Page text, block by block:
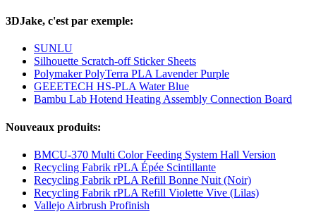
3DJake, c'est par exemple:
SUNLU
Silhouette Scratch-off Sticker Sheets
Polymaker PolyTerra PLA Lavender Purple
GEEETECH HS-PLA Water Blue
Bambu Lab Hotend Heating Assembly Connection Board
Nouveaux produits:
BMCU-370 Multi Color Feeding System Hall Version
Recycling Fabrik rPLA Épée Scintillante
Recycling Fabrik rPLA Refill Bonne Nuit (Noir)
Recycling Fabrik rPLA Refill Violette Vive (Lilas)
Vallejo Airbrush Profinish